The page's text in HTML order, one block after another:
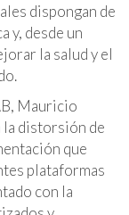
dispongan de
y, desde un
la salud y el
Mauricio
la distorsión de
que
plataformas
con la